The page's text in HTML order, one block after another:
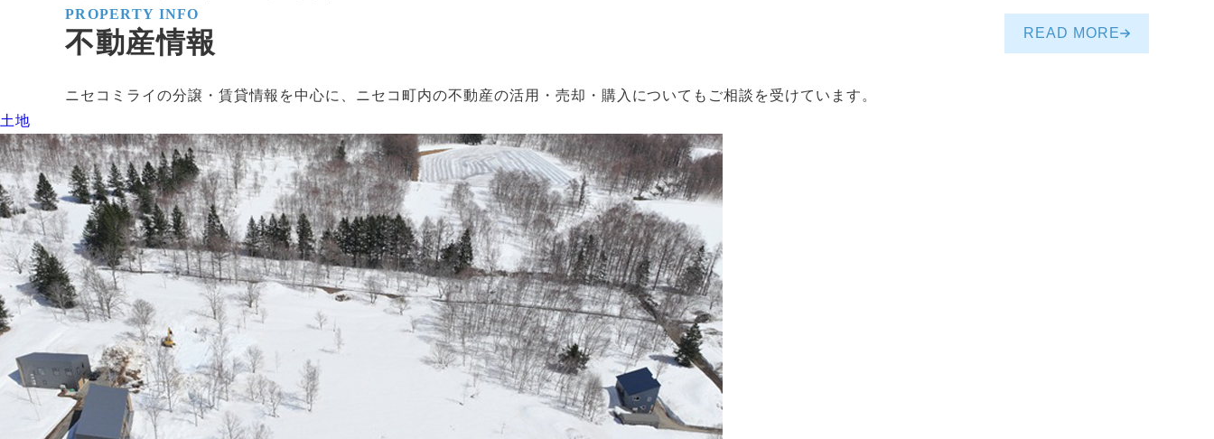
PROPERTY INFO
不動産情報 READ MORE
ニセコミライの分譲・賃貸情報を中心に、ニセコ町内の不動産の活用・売却・購入についてもご相談を受けています。
土地